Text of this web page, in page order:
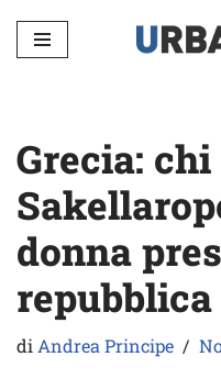
Vai
Grecia:
donna
repubblica
diAndrea Principe